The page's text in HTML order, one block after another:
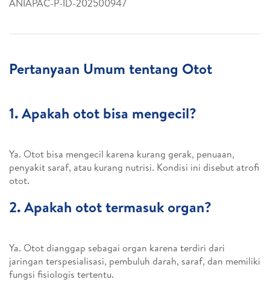
ANIAPAC-P-ID-202500947
Pertanyaan Umum tentang Otot
1. Apakah otot bisa mengecil?
Ya. Otot bisa mengecil karena kurang gerak, penuaan,
penyakit saraf, atau kurang nutrisi. Kondisi ini disebut atrofi
otot.
2. Apakah otot termasuk organ?
Ya. Otot dianggap sebagai organ karena terdiri dari
jaringan terspesialisasi, pembuluh darah, saraf, dan memiliki
fungsi fisiologis tertentu.